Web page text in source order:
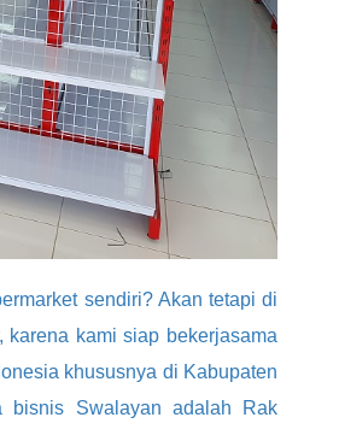
sendiri? Akan tetapi di
karena kami siap bekerjasama
khususnya di Kabupaten
bisnis Swalayan adalah Rak